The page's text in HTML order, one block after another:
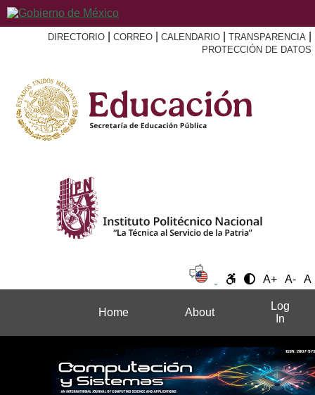
DIRECTORIO CORREO CALENDARIO TRANSPARENCIA
PROTECCIÓN DE DATOS
A+ A- A
Home About
Log
In